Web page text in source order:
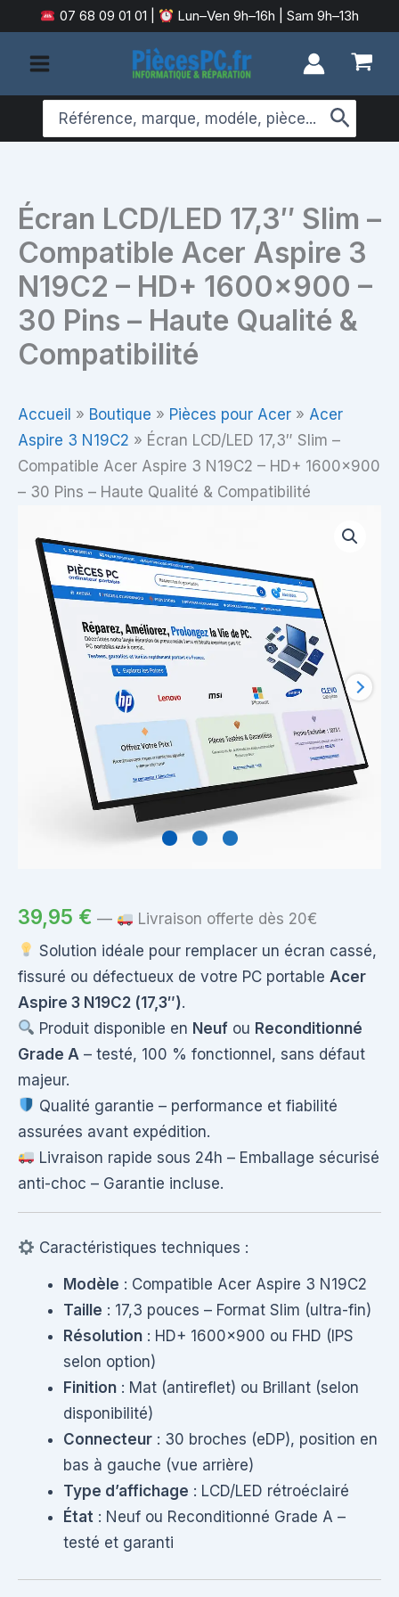
au
contenu
07 68 09 01 01 Lun–Ven 9h–16h | Sam 9h–13h
Search
for:
Écran LCD/LED 17,3″ Slim –
Compatible Acer Aspire 3
N19C2 – HD+ 1600×900 –
30 Pins – Haute Qualité &
Compatibilité
Accueil » Boutique » Pièces pour Acer » Acer
Aspire 3 N19C2 » Écran LCD/LED 17,3″ Slim –
Compatible Acer Aspire 3 N19C2 – HD+ 1600×900
– 30 Pins – Haute Qualité & Compatibilité
39,95 € —
Livraison offerte dès 20€
Solution idéale pour remplacer un écran cassé,
fissuré ou défectueux de votre PC portable Acer
Aspire 3 N19C2 (17,3″).
Produit disponible en Neuf ou Reconditionné
Grade A – testé, 100 % fonctionnel, sans défaut
majeur.
Qualité garantie – performance et fiabilité
assurées avant expédition.
Livraison rapide sous 24h – Emballage sécurisé
anti-choc – Garantie incluse.
Caractéristiques techniques :
Modèle : Compatible Acer Aspire 3 N19C2
Taille : 17,3 pouces – Format Slim (ultra-fin)
Résolution : HD+ 1600×900 ou FHD (IPS
selon option)
Finition : Mat (antireflet) ou Brillant (selon
disponibilité)
Connecteur : 30 broches (eDP), position en
bas à gauche (vue arrière)
Type d’affichage : LCD/LED rétroéclairé
État : Neuf ou Reconditionné Grade A –
testé et garanti